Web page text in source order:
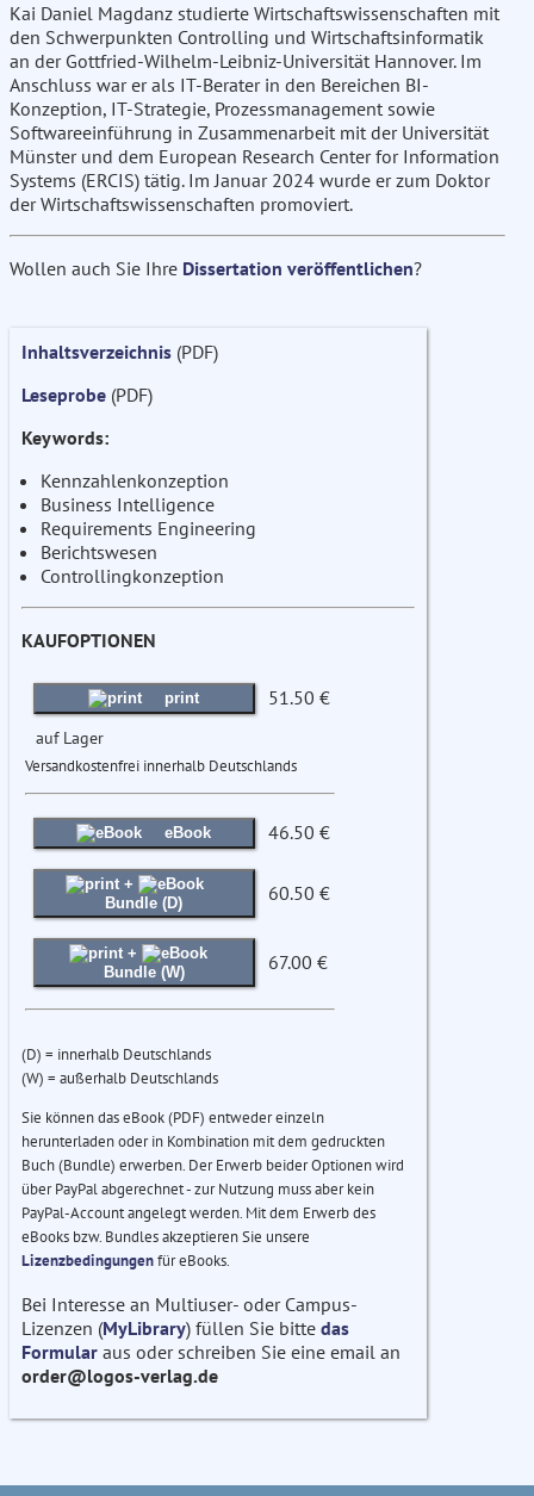
Kai Daniel Magdanz studierte Wirtschaftswissenschaften mit
den Schwerpunkten Controlling und Wirtschaftsinformatik
an der Gottfried-Wilhelm-Leibniz-Universität Hannover. Im
Anschluss war er als IT-Berater in den Bereichen BI-
Konzeption, IT-Strategie, Prozessmanagement sowie
Softwareeinführung in Zusammenarbeit mit der Universität
Münster und dem European Research Center for Information
Systems (ERCIS) tätig. Im Januar 2024 wurde er zum Doktor
der Wirtschaftswissenschaften promoviert.
Wollen auch Sie Ihre Dissertation veröffentlichen?
Inhaltsverzeichnis (PDF)
Leseprobe (PDF)
Keywords:
Kennzahlenkonzeption
Business Intelligence
Requirements Engineering
Berichtswesen
Controllingkonzeption
KAUFOPTIONEN
print 51.50 €
auf Lager
Versandkostenfrei innerhalb Deutschlands
eBook 46.50 €
+
Bundle (D)
60.50 €
+
Bundle (W)
67.00 €
(D) = innerhalb Deutschlands
(W) = außerhalb Deutschlands
Sie können das eBook (PDF) entweder einzeln
herunterladen oder in Kombination mit dem gedruckten
Buch (Bundle) erwerben. Der Erwerb beider Optionen wird
über PayPal abgerechnet - zur Nutzung muss aber kein
PayPal-Account angelegt werden. Mit dem Erwerb des
eBooks bzw. Bundles akzeptieren Sie unsere
Lizenzbedingungenfür eBooks.
Bei Interesse an Multiuser- oder Campus-
Lizenzen (MyLibrary) füllen Sie bitte das
Formular aus oder schreiben Sie eine email an
order@logos-verlag.de